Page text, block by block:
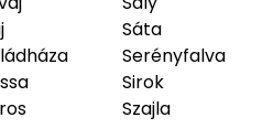
Sáta
Serényfalva
Sirok
Szajla